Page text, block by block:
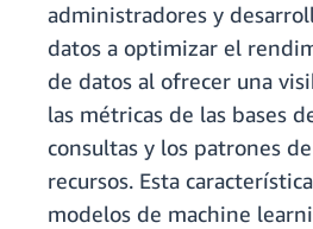
administradores y
datos a optimizar el
de datos al ofrecer una
las métricas de las bases
consultas y los patrones
recursos. Esta
modelos de machine